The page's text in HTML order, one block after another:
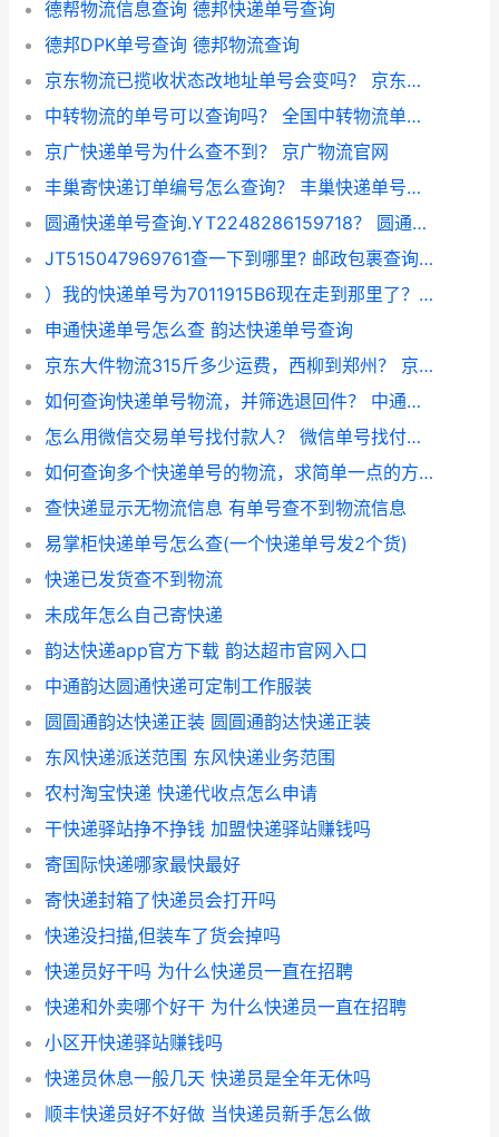
德帮物流信息查询 德邦快递单号查询
德邦DPK单号查询 德邦物流查询
京东物流已揽收状态改地址单号会变吗？ 京东物流单号查询入口
中转物流的单号可以查询吗？ 全国中转物流单号查询
京广快递单号为什么查不到？ 京广物流官网
丰巢寄快递订单编号怎么查询？ 丰巢快递单号查询跟踪
圆通快递单号查询.YT2248286159718？ 圆通快递单号查询圆通
JT515047969761查一下到哪里? 邮政包裹查询单号跟踪
）我的快递单号为7011915B6现在走到那里了？ 427r740023快递到哪里了
申通快递单号怎么查 韵达快递单号查询
京东大件物流315斤多少运费，西柳到郑州？ 京东快递单号查询物流信息
如何查询快递单号物流，并筛选退回件？ 中通快递单号在线速查
怎么用微信交易单号找付款人？ 微信单号找付款人
如何查询多个快递单号的物流，求简单一点的方法？ 大件物流怎么查询单号
查快递显示无物流信息 有单号查不到物流信息
易掌柜快递单号怎么查(一个快递单号发2个货)
快递已发货查不到物流
未成年怎么自己寄快递
韵达快递app官方下载 韵达超市官网入口
中通韵达圆通快递可定制工作服装
圆圓通韵达快递正装 圆圓通韵达快递正装
东风快递派送范围 东风快递业务范围
农村淘宝快递 快递代收点怎么申请
干快递驿站挣不挣钱 加盟快递驿站赚钱吗
寄国际快递哪家最快最好
寄快递封箱了快递员会打开吗
快递没扫描,但装车了货会掉吗
快递员好干吗 为什么快递员一直在招聘
快递和外卖哪个好干 为什么快递员一直在招聘
小区开快递驿站赚钱吗
快递员休息一般几天 快递员是全年无休吗
顺丰快递员好不好做 当快递员新手怎么做